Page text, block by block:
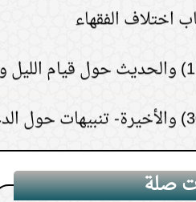
صلة
: مفاتيح الفرج
: منزلة العلم وفضل
- الصلاة وأثرها في